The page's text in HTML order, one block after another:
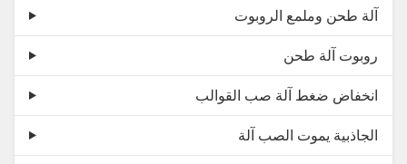
آلة طحن وملمع الروبوت
روبوت آلة طحن
انخفاض ضغط آلة صب القوالب
الجاذبية يموت الصب آلة